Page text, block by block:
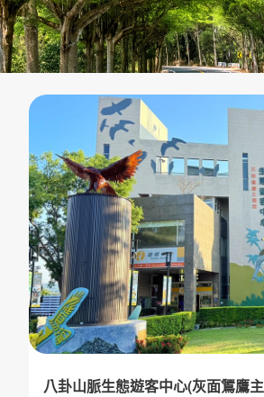
八卦山脈生態遊客中心(灰面鵟鷹